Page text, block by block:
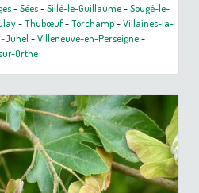
-Sées-Sillé-le-Guillaume-Sougé-le-
-Thubœuf-Torchamp-Villaines-la-
Juhel -Villeneuve-en-Perseigne-
Orthe